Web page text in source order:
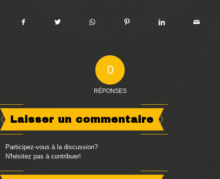
0
RÉPONSES
Laisser un commentaire
Participez-vous à la discussion?
N'hésitez pas à contribuer!